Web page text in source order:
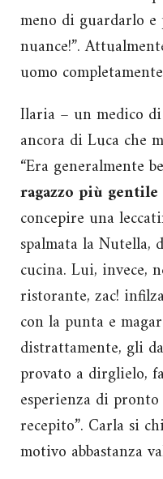
meno di guardarlo e
nuance!”.
uomo
Ilaria – un medico
ancora di Luca che
“Era generalmente
ragazzo più
concepire una
spalmata la Nutella,
cucina. Lui, invece,
ristorante, zac!
con la punta e
distrattamente, gli
provato a dirglielo,
esperienza di
recepito”. Carla si
motivo abbastanza